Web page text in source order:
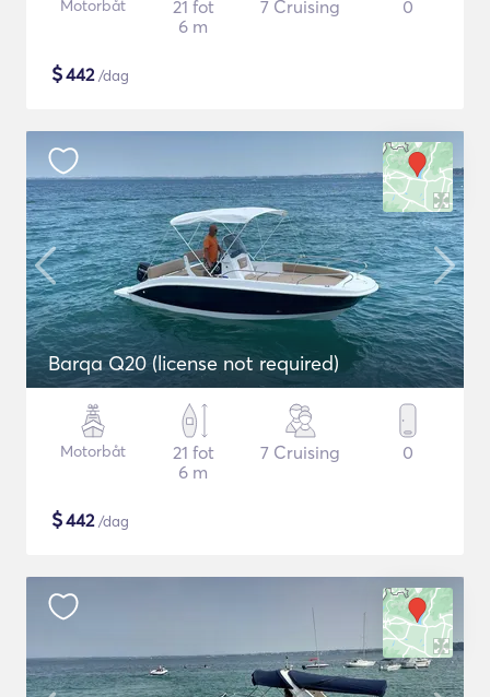
Motorbåt
21 fot
6 m
7 Cruising 0
$442/dag
Barqa Q20 (license not required)
Motorbåt
21 fot
6 m
7 Cruising 0
$442/dag